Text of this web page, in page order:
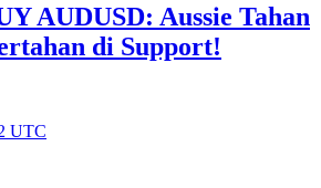
AUDUSD: Aussie Tahan
di Support!
UTC